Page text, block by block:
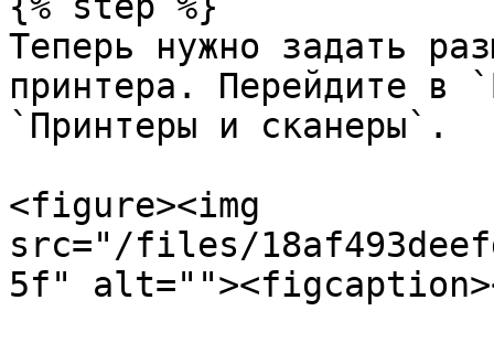
Теперь нужно задать
принтера. Перейдите в
`Принтеры и сканеры`.
<figure><img
src="/files/
5f"